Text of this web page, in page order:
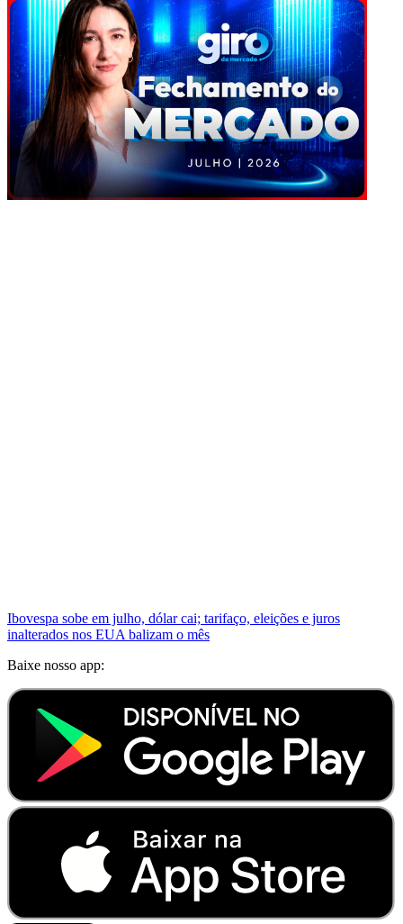
Ibovespa sobe em julho, dólar cai; tarifaço, eleições e juros
inalterados nos EUA balizam o mês
Baixe nosso app: